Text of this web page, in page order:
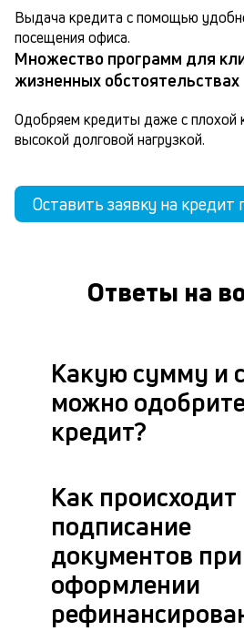
Выдача кредита с помощью
посещения офиса.
Множество программ для
жизненных обстоятельствах
Одобряем кредиты даже с плохой
высокой долговой нагрузкой.
Оставить заявку на кредит
Ответы на
Какую сумму и
можно
кредит?
Как происходит
подписание
документов при
оформлении